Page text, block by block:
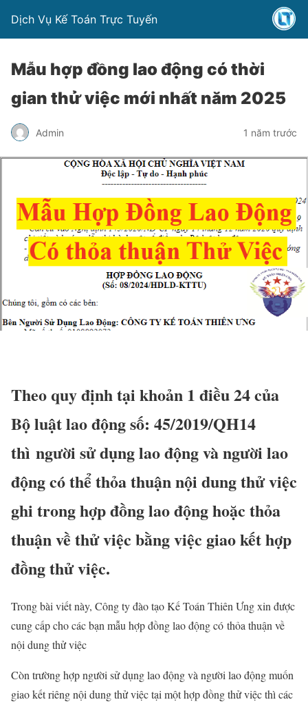
Dịch Vụ Kế Toán Trực Tuyến
Mẫu hợp đồng lao động có thời
gian thử việc mới nhất năm 2025
Admin 1 năm trước
Theo quy định tại khoản 1 điều 24 của
Bộ luật lao động số: 45/2019/QH14
thì người sử dụng lao động và người lao
động có thể thỏa thuận nội dung thử việc
ghi trong hợp đồng lao động hoặc thỏa
thuận về thử việc bằng việc giao kết hợp
đồng thử việc.
Trong bài viết này, Công ty đào tạo Kế Toán Thiên Ưng xin được
cung cấp cho các bạn mẫu hợp đồng lao động có thỏa thuận về
nội dung thử việc
Còn trường hợp người sử dụng lao động và người lao động muốn
giao kết riêng nội dung thử việc tại một hợp đồng thử việc thì các